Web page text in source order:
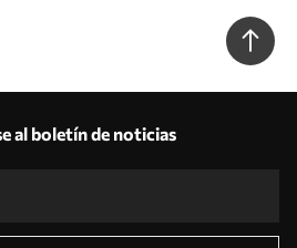
al boletín de noticias